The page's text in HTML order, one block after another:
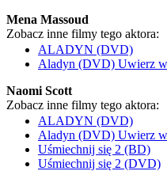
Mena Massoud
Zobacz inne filmy tego aktora:
ALADYN (DVD)
Aladyn (DVD) Uwierz
Naomi Scott
Zobacz inne filmy tego aktora:
ALADYN (DVD)
Aladyn (DVD) Uwierz
Uśmiechnij się 2 (BD)
Uśmiechnij się 2 (DVD)